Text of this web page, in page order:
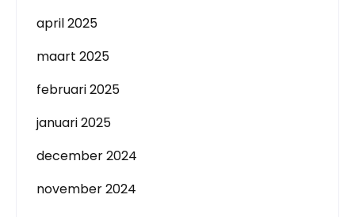
april 2025
maart 2025
februari 2025
januari 2025
december 2024
november 2024